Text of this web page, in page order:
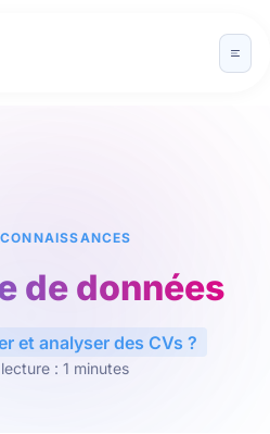
de données
et analyser des CVs ?
: 1 minutes